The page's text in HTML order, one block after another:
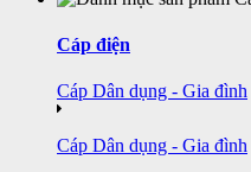
Cáp điện
Cáp Dân dụng - Gia đình
Cáp Dân dụng - Gia đình